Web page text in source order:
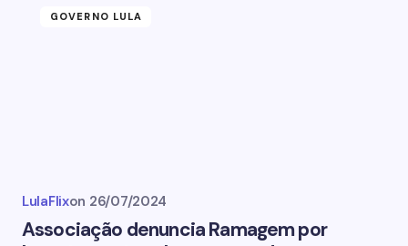
GOVERNO LULA
LulaFlixon 26/07/2024
Associação denuncia Ramagem por